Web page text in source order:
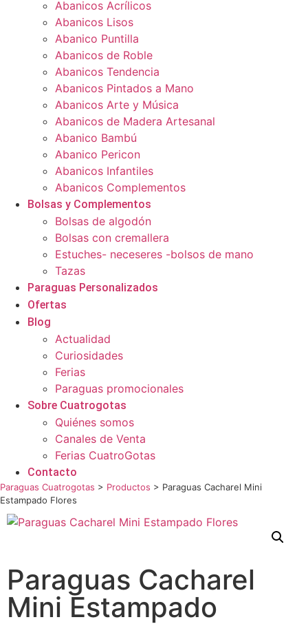
Abanicos Acrílicos
Abanicos Lisos
Abanico Puntilla
Abanicos de Roble
Abanicos Tendencia
Abanicos Pintados a Mano
Abanicos Arte y Música
Abanicos de Madera Artesanal
Abanico Bambú
Abanico Pericon
Abanicos Infantiles
Abanicos Complementos
Bolsas y Complementos
Bolsas de algodón
Bolsas con cremallera
Estuches- neceseres -bolsos de mano
Tazas
Paraguas Personalizados
Ofertas
Blog
Actualidad
Curiosidades
Ferias
Paraguas promocionales
Sobre Cuatrogotas
Quiénes somos
Canales de Venta
Ferias CuatroGotas
Contacto
Paraguas Cuatrogotas > Productos > Paraguas Cacharel Mini
Estampado Flores
Paraguas Cacharel
Mini Estampado